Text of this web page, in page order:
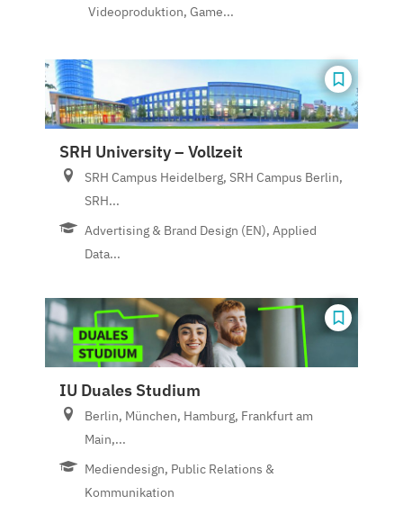
Videoproduktion, Game...
SRH University – Vollzeit
SRH Campus Heidelberg, SRH Campus Berlin,
SRH...
Advertising & Brand Design (EN), Applied
Data...
IU Duales Studium
Berlin, München, Hamburg, Frankfurt am
Main,...
Mediendesign, Public Relations &
Kommunikation